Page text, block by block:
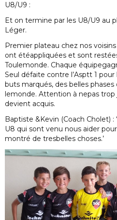
U8/U9 :
Et on termine par les U8/U9 au
Léger.
Premier plateau chez nos
ont étéappliquées et sont
Toulemonde. Chaque
Seul défaite contre l’Asptt 1
buts marqués, des belles
lemonde. Attention à nepas trop
devient acquis.
Baptiste &Kevin (Coach Cholet) :
U8 qui sont venu nous aider
montré de tresbelles choses.’